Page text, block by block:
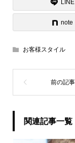
LINE
note
お客様スタイル
関連記事一覧